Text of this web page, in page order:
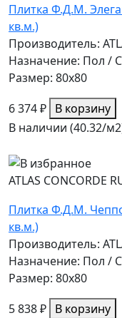
Плитка Ф.Д.М.
кв.м.)
Производитель:
Назначение: Пол /
Размер: 80x80
6 374 ₽ В корзину
В наличии (40.32/м2
ATLAS CONCORDE
Плитка Ф.Д.М.
кв.м.)
Производитель:
Назначение: Пол /
Размер: 80x80
5 838 ₽ В корзину